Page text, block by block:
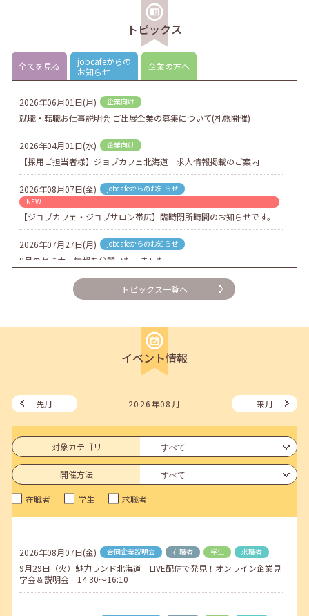
トピックス
全てを見る
jobcafeからの
お知らせ
企業の方へ
2026年06月01日(月) 企業向け
就職・転職お仕事説明会 ご出展企業の募集について(札幌開催)
2026年04月01日(水) 企業向け
【採用ご担当者様】ジョブカフェ北海道 求人情報掲載のご案内
2026年08月07日(金)
jobcafeからのお知らせ
NEW
【ジョブカフェ・ジョブサロン帯広】臨時閉所時間のお知らせです。
2026年07月27日(月) jobcafeからのお知らせ
8月のセミナー情報を公開いたしました。
2026年07月01日(水) 企業向け
企業様向けセミナー「現場を巻き込む！人事のための『越境人材育
jobcafeからのお知らせ
7月のセミナー情報を公開いたしました。
メールカウンセリング、就職決定報告フォーム復旧いたしました。
2026年05月25日(月) jobcafeからのお知らせ
6月のセミナー情報を公開いたしました。
2026年05月01日(金) jobcafeからのお知らせ
連休前後（ゴールデンウィーク）のメールキャリア・アドバイス対応
についてのお知らせ
2026年04月02日(木) jobcafeからのお知らせ
ゴールデンウィーク期間中のご利用について
トピックス一覧へ
イベント情報
先月 2026年08月 来月
対象カテゴリ
開催方法
在職者 学生 求職者
2026年08月07日(金) 合同企業説明会 在職者 学生 求職者
9月29日（火）魅力ランド北海道 LIVE配信で発見！オンライン企業見
学会＆説明会 14:30～16:10